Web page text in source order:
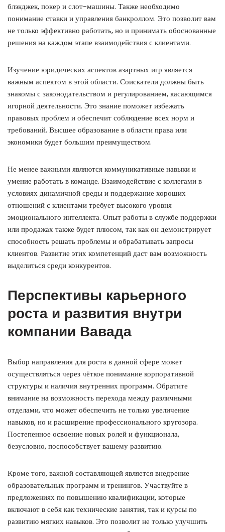
блэкджек, покер и слот-машины. Также необходимо
понимание ставки и управления банкроллом. Это позволит вам
не только эффективно работать, но и принимать обоснованные
решения на каждом этапе взаимодействия с клиентами.
Изучение юридических аспектов азартных игр является
важным аспектом в этой области. Соискатели должны быть
знакомы с законодательством и регулированием, касающимся
игорной деятельности. Это знание поможет избежать
правовых проблем и обеспечит соблюдение всех норм и
требований. Высшее образование в области права или
экономики будет большим преимуществом.
Не менее важными являются коммуникативные навыки и
умение работать в команде. Взаимодействие с коллегами в
условиях динамичной среды и поддержание хороших
отношений с клиентами требует высокого уровня
эмоционального интеллекта. Опыт работы в службе поддержки
или продажах также будет плюсом, так как он демонстрирует
способность решать проблемы и обрабатывать запросы
клиентов. Развитие этих компетенций даст вам возможность
выделиться среди конкурентов.
Перспективы карьерного
роста и развития внутри
компании Вавада
Выбор направления для роста в данной сфере может
осуществляться через чёткое понимание корпоративной
структуры и наличия внутренних программ. Обратите
внимание на возможность перехода между различными
отделами, что может обеспечить не только увеличение
навыков, но и расширение профессионального кругозора.
Постепенное освоение новых ролей и функционала,
безусловно, поспособствует вашему развитию.
Кроме того, важной составляющей является внедрение
образовательных программ и тренингов. Участвуйте в
предложениях по повышению квалификации, которые
включают в себя как технические занятия, так и курсы по
развитию мягких навыков. Это позволит не только улучшить